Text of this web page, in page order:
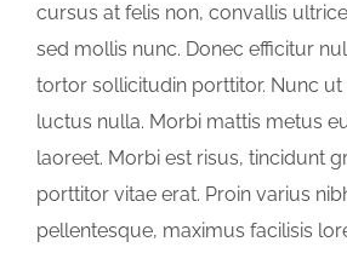
cursus at felis non, convallis
sed mollis nunc. Donec efficitur
tortor sollicitudin porttitor. Nunc ut
luctus nulla. Morbi mattis metus
laoreet. Morbi est risus, tincidunt
porttitor vitae erat. Proin varius
pellentesque, maximus facilisis